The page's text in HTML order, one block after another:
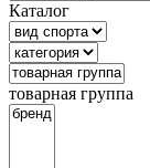
Каталог
товарная группа